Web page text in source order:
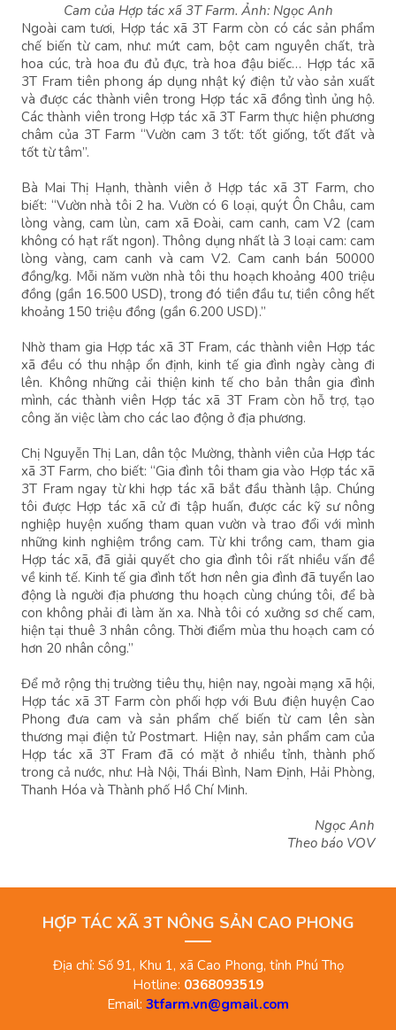
Cam của Hợp tác xã 3T Farm. Ảnh: Ngọc Anh
Ngoài cam tươi, Hợp tác xã 3T Farm còn có các sản phẩm
chế biến từ cam, như: mứt cam, bột cam nguyên chất, trà
hoa cúc, trà hoa đu đủ đực, trà hoa đậu biếc… Hợp tác xã
3T Fram tiên phong áp dụng nhật ký điện tử vào sản xuất
và được các thành viên trong Hợp tác xã đồng tình ủng hộ.
Các thành viên trong Hợp tác xã 3T Farm thực hiện phương
châm của 3T Farm “Vườn cam 3 tốt: tốt giống, tốt đất và
tốt từ tâm”.
Bà Mai Thị Hạnh, thành viên ở Hợp tác xã 3T Farm, cho
biết: “Vườn nhà tôi 2 ha. Vườn có 6 loại, quýt Ôn Châu, cam
lòng vàng, cam lùn, cam xã Đoài, cam canh, cam V2 (cam
không có hạt rất ngon). Thông dụng nhất là 3 loại cam: cam
lòng vàng, cam canh và cam V2. Cam canh bán 50000
đồng/kg. Mỗi năm vườn nhà tôi thu hoạch khoảng 400 triệu
đồng (gần 16.500 USD), trong đó tiền đầu tư, tiền công hết
khoảng 150 triệu đồng (gần 6.200 USD).”
Nhờ tham gia Hợp tác xã 3T Fram, các thành viên Hợp tác
xã đều có thu nhập ổn định, kinh tế gia đình ngày càng đi
lên. Không những cải thiện kinh tế cho bản thân gia đình
mình, các thành viên Hợp tác xã 3T Fram còn hỗ trợ, tạo
công ăn việc làm cho các lao động ở địa phương.
Chị Nguyễn Thị Lan, dân tộc Mường, thành viên của Hợp tác
xã 3T Farm, cho biết: “Gia đình tôi tham gia vào Hợp tác xã
3T Fram ngay từ khi hợp tác xã bắt đầu thành lập. Chúng
tôi được Hợp tác xã cử đi tập huấn, được các kỹ sư nông
nghiệp huyện xuống tham quan vườn và trao đổi với mình
những kinh nghiệm trồng cam. Từ khi trồng cam, tham gia
Hợp tác xã, đã giải quyết cho gia đình tôi rất nhiều vấn đề
về kinh tế. Kinh tế gia đình tốt hơn nên gia đình đã tuyển lao
động là người địa phương thu hoạch cùng chúng tôi, để bà
con không phải đi làm ăn xa. Nhà tôi có xưởng sơ chế cam,
hiện tại thuê 3 nhân công. Thời điểm mùa thu hoạch cam có
hơn 20 nhân công.”
Để mở rộng thị trường tiêu thụ, hiện nay, ngoài mạng xã hội,
Hợp tác xã 3T Farm còn phối hợp với Bưu điện huyện Cao
Phong đưa cam và sản phẩm chế biến từ cam lên sàn
thương mại điện tử Postmart. Hiện nay, sản phẩm cam của
Hợp tác xã 3T Fram đã có mặt ở nhiều tỉnh, thành phố
trong cả nước, như: Hà Nội, Thái Bình, Nam Định, Hải Phòng,
Thanh Hóa và Thành phố Hồ Chí Minh.
Ngọc Anh
Theo báo VOV
HỢP TÁC XÃ 3T NÔNG SẢN CAO PHONG
Địa chỉ: Số 91, Khu 1, xã Cao Phong, tỉnh Phú Thọ
Hotline: 0368093519
Email: 3tfarm.vn@gmail.com